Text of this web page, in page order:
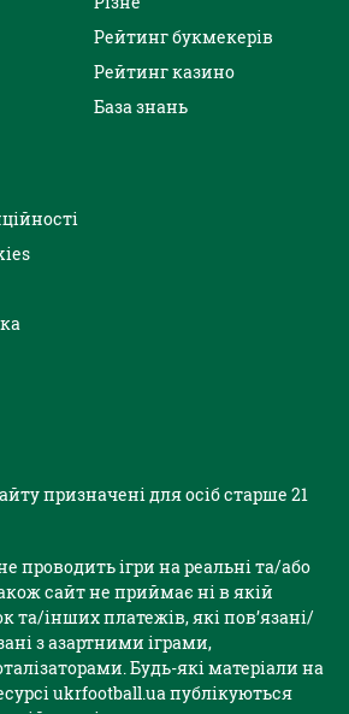
Рейтинг букмекерів
Рейтинг казино
База знань
призначені для осіб старше 21
проводить ігри на реальні та/або
сайт не приймає ні в якій
та/інших платежів, які пов’язані/
з азартними іграми,
Будь-які матеріали на
ukrfootball.ua публікуються